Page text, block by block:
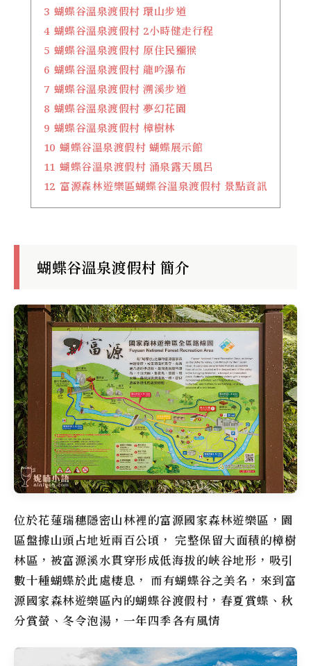
3 蝴蝶谷溫泉渡假村 環山步道
4 蝴蝶谷溫泉渡假村 2小時健走行程
5 蝴蝶谷溫泉渡假村 原住民獼猴
6 蝴蝶谷溫泉渡假村 龍吟瀑布
7 蝴蝶谷溫泉渡假村 溯溪步道
8 蝴蝶谷溫泉渡假村 夢幻花園
9 蝴蝶谷溫泉渡假村 樟樹林
10 蝴蝶谷溫泉渡假村 蝴蝶展示館
11 蝴蝶谷溫泉渡假村 涌泉露天風呂
12 富源森林遊樂區蝴蝶谷溫泉渡假村 景點資訊
蝴蝶谷溫泉渡假村 簡介
位於花蓮瑞穗隱密山林裡的富源國家森林遊樂區 ，園
區盤據山頭占地近兩百公頃， 完整保留大面積的樟樹
林區，被富源溪水貫穿形成低海拔的峽谷地形，吸引
數十種蝴蝶於此處棲息， 而有蝴蝶谷之美名，來到富
源國家森林遊樂區內的蝴蝶谷渡假村 ，春夏賞蝶、秋
分賞螢、冬令泡湯，一年四季各有風情